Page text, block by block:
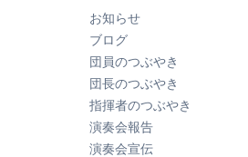
お知らせ
ブログ
団員のつぶやき
団長のつぶやき
指揮者のつぶやき
演奏会報告
演奏会宣伝